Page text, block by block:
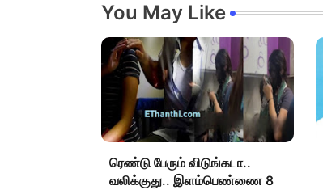
You May Like
ரெண்டு பேரும் விடுங்கடா..
வலிக்குது.. இளம்பெண்ணை 8